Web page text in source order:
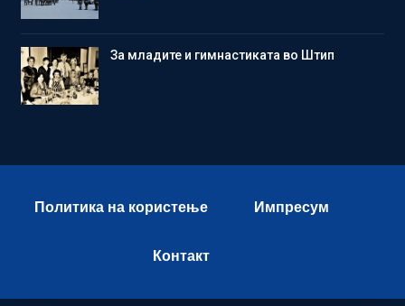
Зa младите и гимнастиката во Штип
Политика на користење Импресум
Контакт